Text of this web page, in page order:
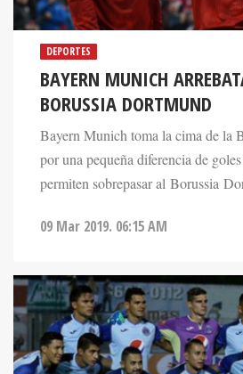
DEPORTES
BAYERN MUNICH
BORUSSIA DORTMUND
Bayern Munich toma la cima de la
por una pequeña diferencia de
permiten sobrepasar al Borussia
09 Mar 2019. 06:15 AM